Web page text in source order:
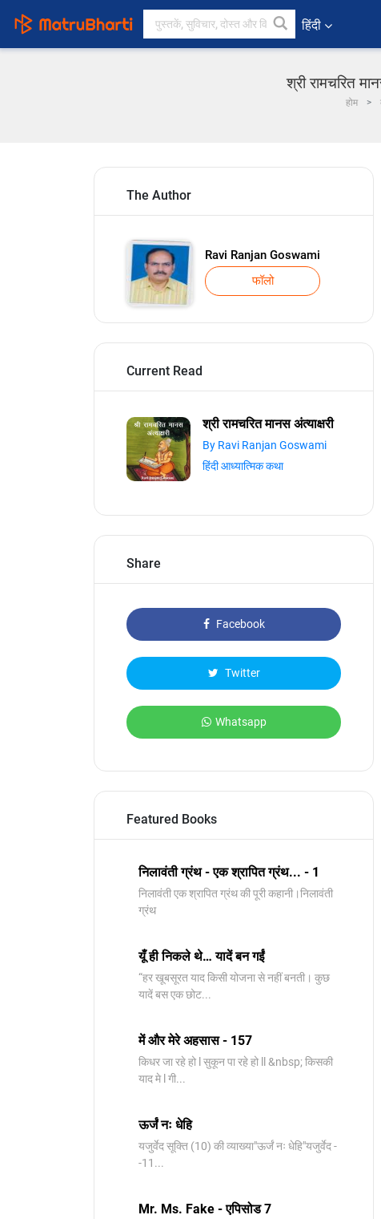
हिंदी
श्री रामचरित
होम
The Author
Ravi Ranjan Goswami
फॉलो
Current Read
श्री रामचरित मानस अंत्याक्षरी
By Ravi Ranjan Goswami
हिंदी आध्यात्मिक कथा
Share
Facebook
Twitter
Whatsapp
Featured Books
निलावंती ग्रंथ - एक श्रापित ग्रंथ... - 1
निलावंती एक श्रापित ग्रंथ की पूरी कहानी।निलावंती
ग्रंथ
यूँ ही निकले थे… यादें बन गईं
“हर खूबसूरत याद किसी योजना से नहीं बनती। कुछ
यादें बस एक छोट...
में और मेरे अहसास - 157
किधर जा रहे हो l सुकून पा रहे हो ll &nbsp; किसकी
याद मे l गी...
ऊर्जं नः धेहि
यजुर्वेद सूक्ति (10) की व्याख्या"ऊर्जं नः धेहि"यजुर्वेद -
-11...
Mr. Ms. Fake - एपिसोड 7